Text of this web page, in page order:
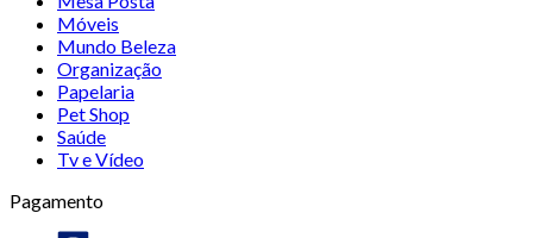
Móveis
Mundo Beleza
Organização
Papelaria
Pet Shop
Saúde
Tv e Vídeo
Pagamento